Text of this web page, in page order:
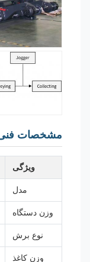
مشخصات فنی
ویژگی
وزن دستگاه
نوع برش
وزن کاغذ